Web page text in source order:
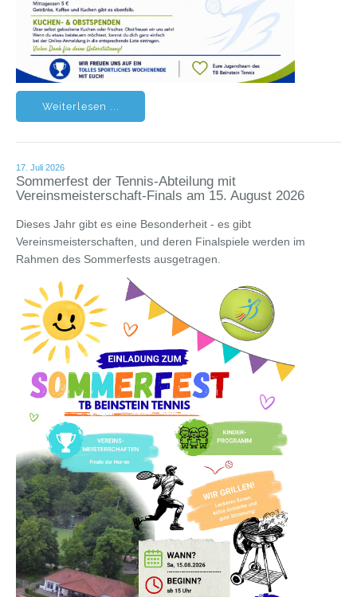
Weiterlesen ...
17. Juli 2026
Sommerfest der Tennis-Abteilung mit
Vereinsmeisterschaft-Finals am 15. August 2026
Dieses Jahr gibt es eine Besonderheit - es gibt
Vereinsmeisterschaften, und deren Finalspiele werden im
Rahmen des Sommerfests ausgetragen.